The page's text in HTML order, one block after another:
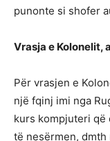
punonte si shofer
Vrasja e Kolonelit,
Për vrasjen e
një fqinj imi nga
kurs kompjuteri që
të nesërmen,